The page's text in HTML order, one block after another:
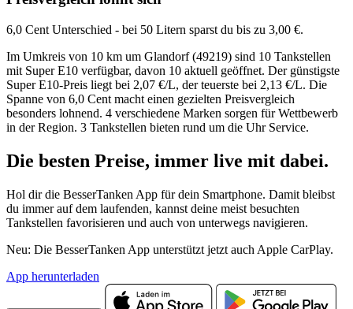
6,0 Cent Unterschied - bei 50 Litern sparst du bis zu 3,00 €.
Im Umkreis von 10 km um Glandorf (49219) sind 10 Tankstellen
mit Super E10 verfügbar, davon 10 aktuell geöffnet. Der günstigste
Super E10-Preis liegt bei 2,07 €/L, der teuerste bei 2,13 €/L. Die
Spanne von 6,0 Cent macht einen gezielten Preisvergleich
besonders lohnend. 4 verschiedene Marken sorgen für Wettbewerb
in der Region. 3 Tankstellen bieten rund um die Uhr Service.
Die besten Preise, immer live mit dabei.
Hol dir die BesserTanken App für dein Smartphone. Damit bleibst
du immer auf dem laufenden, kannst deine meist besuchten
Tankstellen favorisieren und auch von unterwegs navigieren.
Neu: Die BesserTanken App unterstützt jetzt auch Apple CarPlay.
App herunterladen